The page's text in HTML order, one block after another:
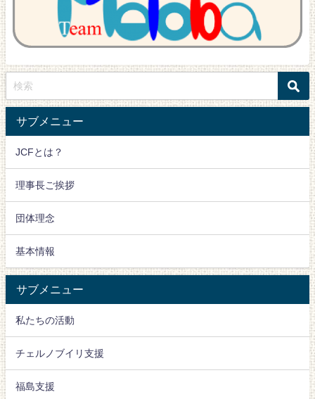
サブメニュー
JCFとは？
理事長ご挨拶
団体理念
基本情報
サブメニュー
私たちの活動
チェルノブイリ支援
福島支援